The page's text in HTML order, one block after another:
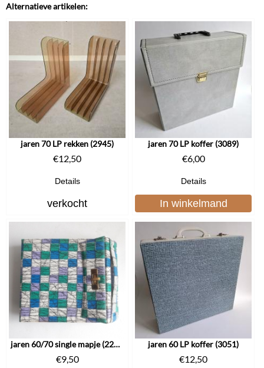
Alternatieve artikelen:
jaren 70 LP rekken (2945)
€12,50
Details
verkocht
jaren 70 LP koffer (3089)
€6,00
Details
In winkelmand
jaren 60/70 single mapje (2224)
€9,50
jaren 60 LP koffer (3051)
€12,50